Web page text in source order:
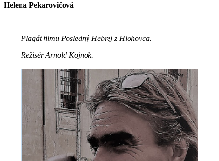
Helena Pekarovičová
Plagát filmu Posledný Hebrej z Hlohovca.
Režisér Arnold Kojnok.